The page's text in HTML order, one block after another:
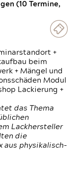
(10 Termine,
+
beim
+ Mängel und
Modul
Lackierung +
das Thema
Lackhersteller
die
aus physikalisch-